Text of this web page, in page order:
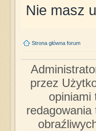
Nie masz
Strona główna forum
przez
opiniami